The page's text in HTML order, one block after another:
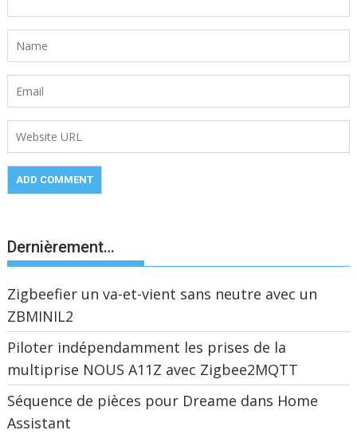
Dernièrement…
Zigbeefier un va-et-vient sans neutre avec un
ZBMINIL2
Piloter indépendamment les prises de la
multiprise NOUS A11Z avec Zigbee2MQTT
Séquence de pièces pour Dreame dans Home
Assistant